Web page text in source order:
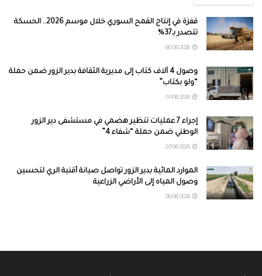
قفزة في إنتاج القمح السوري خلال موسم 2026.. الحسكة
تتصدر بـ37%
وصول 4 آلاف كتاب إلى مديرية الثقافة بدير الزور ضمن حملة
“ولو بكتاب”
إجراء 7 عمليات تنظير هضمي في مستشفى دير الزور
الوطني ضمن حملة “شفاء 4”
الموارد المائية بدير الزور تواصل صيانة أقنية الري لتحسين
وصول المياه إلى الأراضي الزراعية